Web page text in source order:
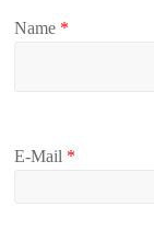
Name *
E-Mail *